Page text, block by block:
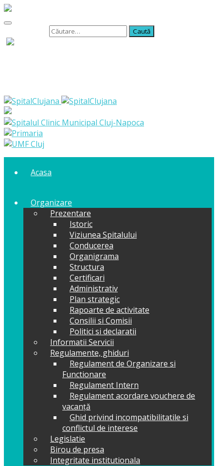
Acasa
Organizare
Prezentare
Istoric
Viziunea Spitalului
Conducerea
Organigrama
Structura
Certificari
Administrativ
Plan strategic
Rapoarte de activitate
Consilii si Comisii
Politici si declaratii
Informatii Servicii
Regulamente, ghiduri
Regulament de Organizare si
Functionare
Regulament Intern
Regulament acordare vouchere de
vacanță
Ghid privind incompatibilitatile si
conflictul de interese
Legislatie
Birou de presa
Integritate institutionala